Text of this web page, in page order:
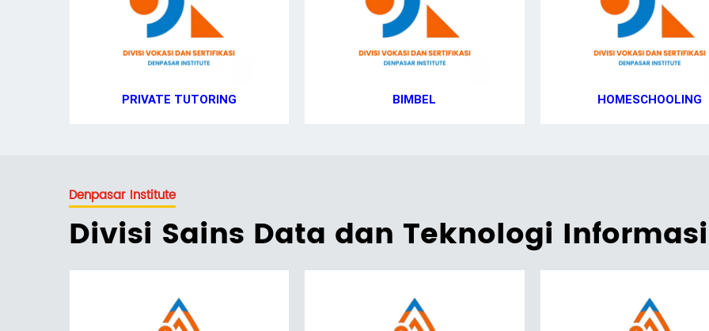
PRIVATE TUTORING BIMBEL HOMESCHOOLING
Denpasar Institute
Divisi Sains Data dan Teknologi Informasi